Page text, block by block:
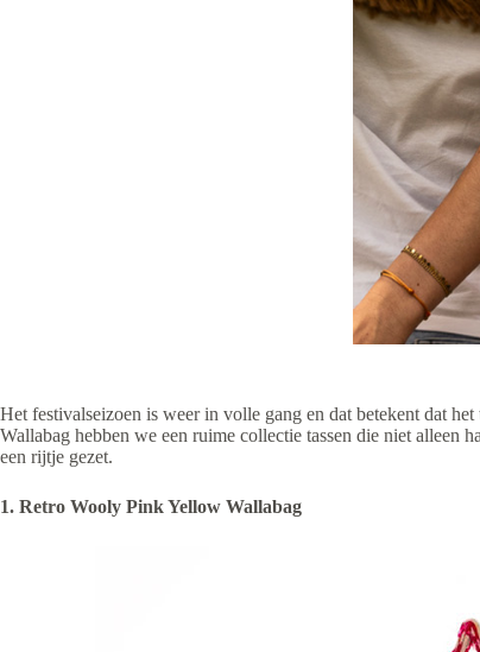
Het festivalseizoen is weer in volle gang en dat betekent dat
Wallabag hebben we een ruime collectie tassen die niet alleen
een rijtje gezet.
1. Retro Wooly Pink Yellow Wallabag